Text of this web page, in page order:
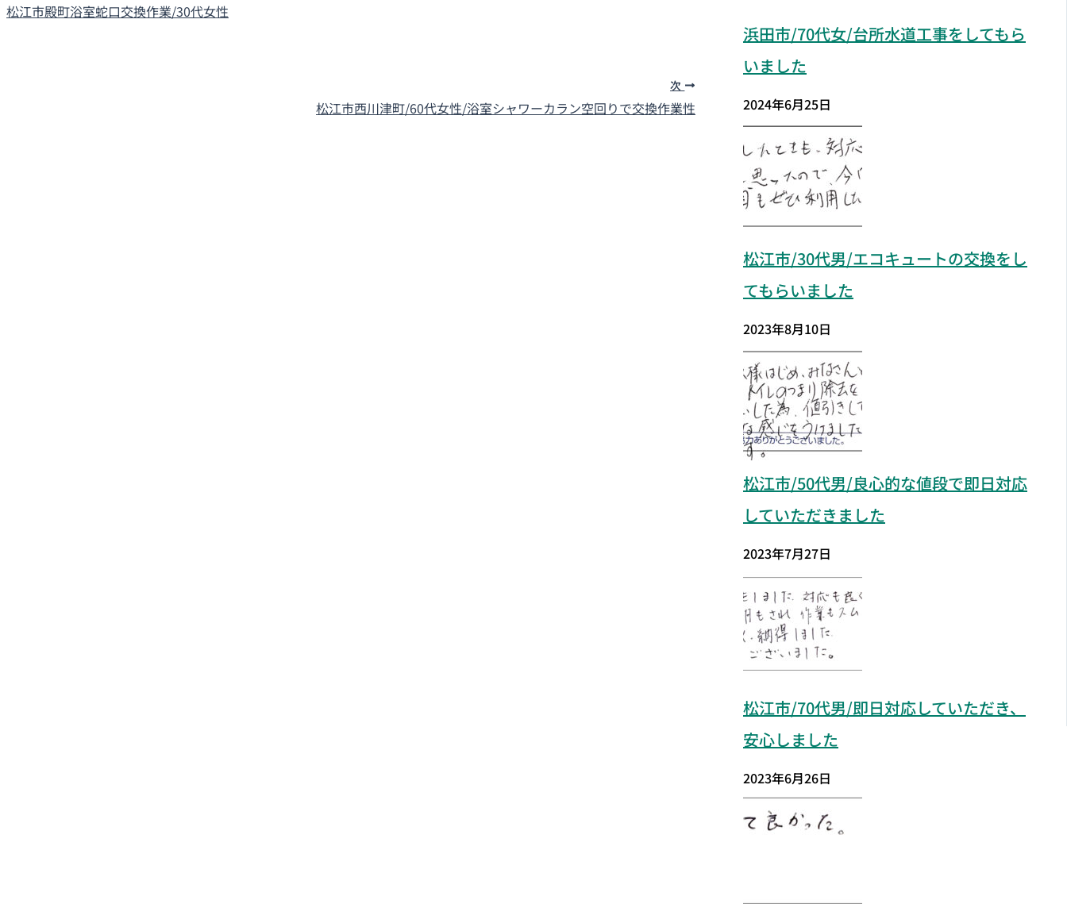
松江市殿町浴室蛇口交換作業/30代女性
次
松江市西川津町/60代女性/浴室シャワーカラン空回りで交換作業性
浜田市/70代女/台所水道工事をしてもら
いました
2024年6月25日
松江市/30代男/エコキュートの交換をし
てもらいました
2023年8月10日
松江市/50代男/良心的な値段で即日対応
していただきました
2023年7月27日
松江市/70代男/即日対応していただき、
安心しました
2023年6月26日